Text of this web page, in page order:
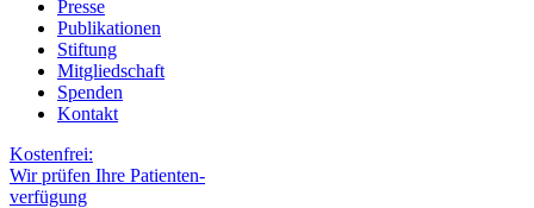
Presse
Publikationen
Stiftung
Mitgliedschaft
Spenden
Kontakt
Kostenfrei:
Wir prüfen Ihre Patienten-
verfügung